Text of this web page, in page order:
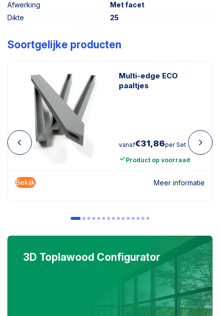
Afwerking
Met facet
Dikte
25
Soortgelijke producten
Multi-edge ECO
paaltjes
vanaf€31,86per Set
Product op voorraad
Bekijk Meer informatie
3D Toplawood Configurator